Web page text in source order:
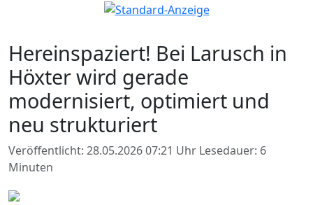
Hereinspaziert! Bei Larusch in
Höxter wird gerade
modernisiert, optimiert und
neu strukturiert
Veröffentlicht: 28.05.2026 07:21 Uhr Lesedauer: 6
Minuten